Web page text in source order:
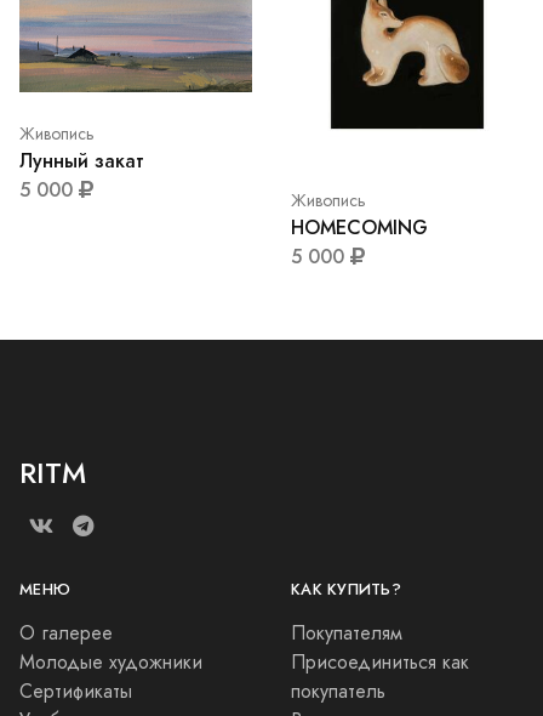
Живопись
Лунный закат
5 000
Живопись
HOMECOMING
5 000
RITM
МЕНЮ
О галерее
Молодые художники
Сертификаты
КАК КУПИТЬ?
Покупателям
Присоединиться как
покупатель